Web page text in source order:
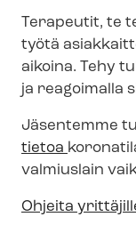
Terapeutit, te
työtä
aikoina. Tehy
ja reagoimalla
Jäsentemme
tietoa
valmiuslain
Ohjeita